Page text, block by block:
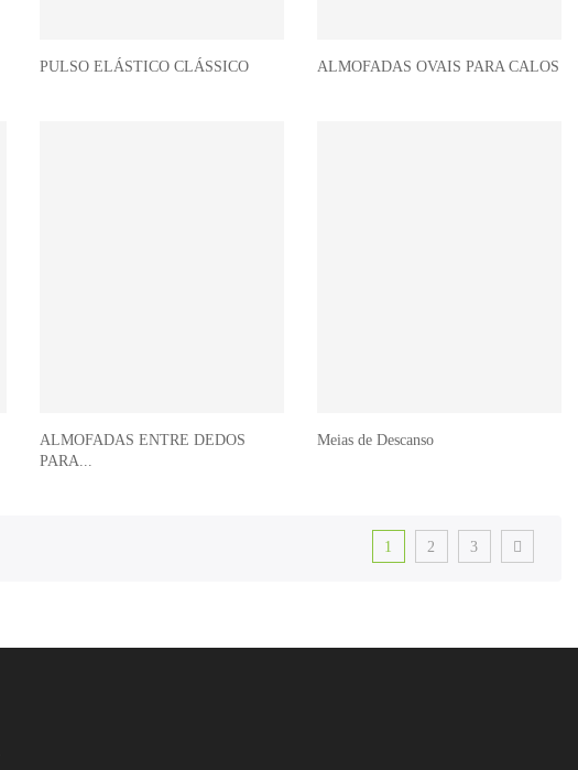
PULSO ELÁSTICO CLÁSSICO ALMOFADAS OVAIS PARA CALOS
ALMOFADAS ENTRE DEDOS
PARA...
Meias de Descanso
1 2 3